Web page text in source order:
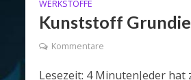
WERKSTOFFE
Kunststoff
Kommentare
Lesezeit: 4 MinutenJeder hat